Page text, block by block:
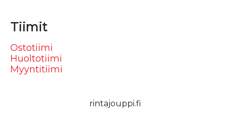
Tiimit
Ostotiimi
Huoltotiimi
Myyntitiimi
rintajouppi.fi